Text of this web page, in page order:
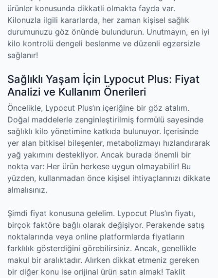
ürünler konusunda dikkatli olmakta fayda var.
Kilonuzla ilgili kararlarda, her zaman kişisel sağlık
durumunuzu göz önünde bulundurun. Unutmayın, en iyi
kilo kontrolü dengeli beslenme ve düzenli egzersizle
sağlanır!
Sağlıklı Yaşam İçin Lypocut Plus: Fiyat
Analizi ve Kullanım Önerileri
Öncelikle, Lypocut Plus’ın içeriğine bir göz atalım.
Doğal maddelerle zenginleştirilmiş formülü sayesinde
sağlıklı kilo yönetimine katkıda bulunuyor. İçerisinde
yer alan bitkisel bileşenler, metabolizmayı hızlandırarak
yağ yakımını destekliyor. Ancak burada önemli bir
nokta var: Her ürün herkese uygun olmayabilir! Bu
yüzden, kullanmadan önce kişisel ihtiyaçlarınızı dikkate
almalısınız.
Şimdi fiyat konusuna gelelim. Lypocut Plus’ın fiyatı,
birçok faktöre bağlı olarak değişiyor. Perakende satış
noktalarında veya online platformlarda fiyatların
farklılık gösterdiğini görebilirsiniz. Ancak, genellikle
makul bir aralıktadır. Alırken dikkat etmeniz gereken
bir diğer konu ise orijinal ürün satın almak! Taklit